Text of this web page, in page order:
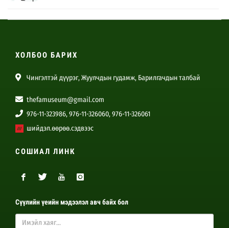
“Уламжлалт болон Орчин үеийн Танка зургийн хадгалалт,
сэдэвт сургалт
ТУУРАЙН ЦУУРАЙ үзэсгэлэн
2026-06-07
"Соёлын үйлчилгээг хөгжлийн бэрхшээлтэй хүмүүст
саадгүй хүргэх нь" сургалт
2026-06-01
ХОЛБОО БАРИХ
Чингэлтэй дүүрэг, Жуулчдын гудамж, Барилгачдын талбай
thefamuseum@gmail.com
976-11-323986, 976-11-326060, 976-11-326061
шийдэл.өөрөө.сэдвээс
СОШИАЛ ЛИНК
Сүүлийн үеийн мэдээлэл авч байх бол